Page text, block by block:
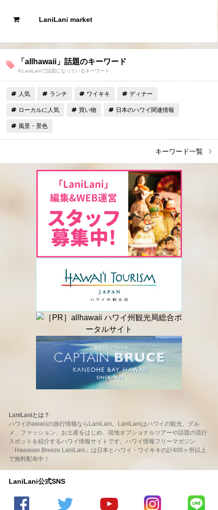
LaniLani market
「allhawaii」話題のキーワード
今LaniLaniで話題になっているキーワード
人気 ランチ ワイキキ ディナー
ローカルに人気 買い物 日本のハワイ関連情報
風景・景色
キーワード一覧
LaniLaniとは？
ハワイ(hawaii)の旅行情報ならLaniLani。LaniLaniはハワイの観光、グル
メ、ファッション、お土産をはじめ、現地オプショナルツアーや話題の流行
スポットを紹介するハワイ情報サイトです。ハワイ情報フリーマガジン
「Hawaiian Breeze LaniLani」は日本とハワイ・ワイキキの計400ヶ所以上
で無料配布中！
LaniLani公式SNS